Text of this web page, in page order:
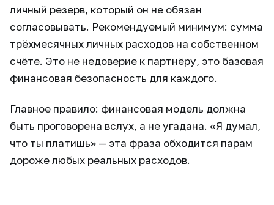
личный резерв, который он не обязан
согласовывать. Рекомендуемый минимум: сумма
трёхмесячных личных расходов на собственном
счёте. Это не недоверие к партнёру, это базовая
финансовая безопасность для каждого.
Главное правило: финансовая модель должна
быть проговорена вслух, а не угадана. «Я думал,
что ты платишь» — эта фраза обходится парам
дороже любых реальных расходов.